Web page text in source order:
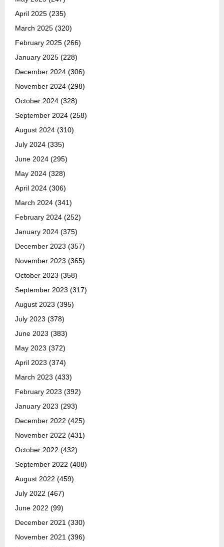
April 2025 (235)
March 2025 (320)
February 2025 (266)
January 2025 (228)
December 2024 (306)
November 2024 (298)
October 2024 (328)
September 2024 (258)
August 2024 (310)
July 2024 (335)
June 2024 (295)
May 2024 (328)
April 2024 (306)
March 2024 (341)
February 2024 (252)
January 2024 (375)
December 2023 (357)
November 2023 (365)
October 2023 (358)
September 2023 (317)
August 2023 (395)
July 2023 (378)
June 2023 (383)
May 2023 (372)
April 2023 (374)
March 2023 (433)
February 2023 (392)
January 2023 (293)
December 2022 (425)
November 2022 (431)
October 2022 (432)
September 2022 (408)
August 2022 (459)
July 2022 (467)
June 2022 (99)
December 2021 (330)
November 2021 (396)